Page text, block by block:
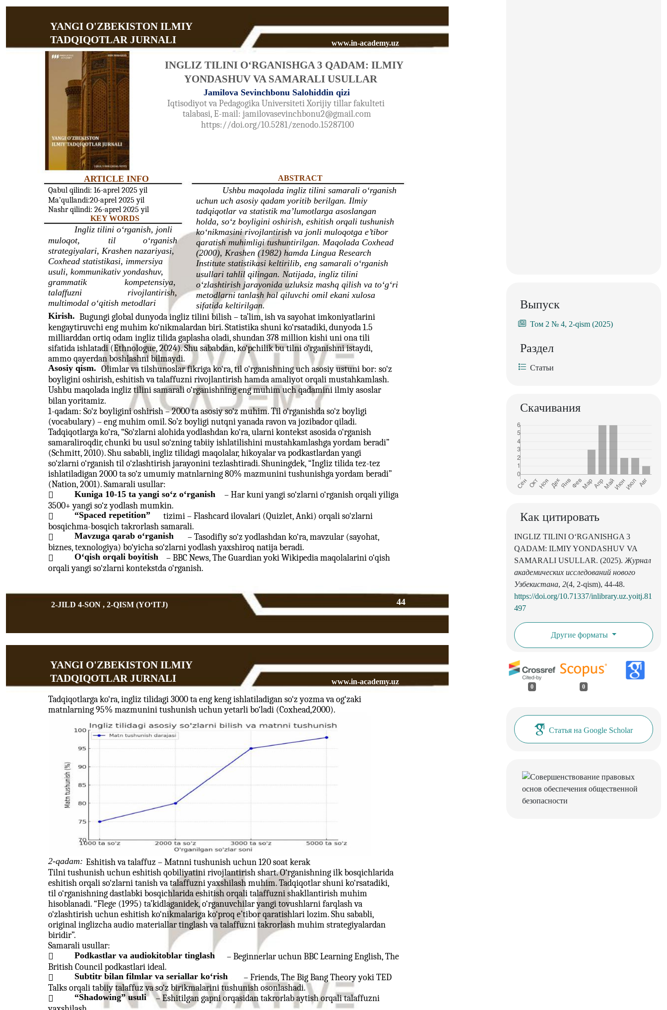
44
YANGI O'ZBEKISTON ILMIY
TADQIQOTLAR JURNALI
www.in-academy.uz
2-JILD 4-SON , 2-QISM (YOʻITJ)
INGLIZ TILINI O‘RGANISHGA 3 QADAM: ILMIY
YONDASHUV VA SAMARALI USULLAR
Jamilova Sevinchbonu Salohiddin qizi
Iqtisodiyot va Pedagogika Universiteti Xorijiy tillar fakulteti
talabasi, E-mail: jamilovasevinchbonu2@gmail.com
https://doi.org/10.5281/zenodo.15287100
ARTICLE INFO ABSTRACT
Qabul qilindi: 16-aprel 2025 yil
Ma’qullandi:20-aprel 2025 yil
Nashr qilindi: 26-aprel 2025 yil
Ushbu maqolada ingliz tilini samarali o‘rganish
uchun uch asosiy qadam yoritib berilgan. Ilmiy
tadqiqotlar va statistik ma’lumotlarga asoslangan
holda, so‘z boyligini oshirish, eshitish orqali tushunish
ko‘nikmasini rivojlantirish va jonli muloqotga e’tibor
qaratish muhimligi tushuntirilgan. Maqolada Coxhead
(2000), Krashen (1982) hamda Lingua Research
Institute statistikasi keltirilib, eng samarali o‘rganish
usullari tahlil qilingan. Natijada, ingliz tilini
o‘zlashtirish jarayonida uzluksiz mashq qilish va to‘g‘ri
metodlarni tanlash hal qiluvchi omil ekani xulosa
sifatida keltirilgan.
KEY WORDS
Ingliz tilini o‘rganish, jonli
muloqot,
til
o‘rganish
strategiyalari, Krashen nazariyasi,
Coxhead statistikasi, immersiya
usuli, kommunikativ yondashuv,
grammatik
kompetensiya,
talaffuzni
rivojlantirish,
multimodal o‘qitish metodlari
Kirish. Bugungi global dunyoda ingliz tilini bilish – ta’lim, ish va sayohat imkoniyatlarini
kengaytiruvchi eng muhim ko‘nikmalardan biri. Statistika shuni ko‘rsatadiki, dunyoda 1.5
milliarddan ortiq odam ingliz tilida gaplasha oladi, shundan 378 million kishi uni ona tili
sifatida ishlatadi (Ethnologue, 2024). Shu sababdan, ko‘pchilik bu tilni o‘rganishni istaydi,
ammo qayerdan boshlashni bilmaydi.
Asosiy qism. Olimlar va tilshunoslar fikriga ko‘ra, til o‘rganishning uch asosiy ustuni bor: so‘z
boyligini oshirish, eshitish va talaffuzni rivojlantirish hamda amaliyot orqali mustahkamlash.
Ushbu maqolada ingliz tilini samarali o‘rganishning eng muhim uch qadamini ilmiy asoslar
bilan yoritamiz.
1-qadam: So‘z boyligini oshirish – 2000 ta asosiy so‘z muhim. Til o‘rganishda so‘z boyligi
(vocabulary) – eng muhim omil. So’z boyligi nutqni yanada ravon va jozibador qiladi.
Tadqiqotlarga ko‘ra, “So‘zlarni alohida yodlashdan ko‘ra, ularni kontekst asosida o‘rganish
samaraliroqdir, chunki bu usul so‘zning tabiiy ishlatilishini mustahkamlashga yordam beradi”
(Schmitt, 2010). Shu sababli, ingliz tilidagi maqolalar, hikoyalar va podkastlardan yangi
so‘zlarni o‘rganish til o‘zlashtirish jarayonini tezlashtiradi. Shuningdek, “Ingliz tilida tez-tez
ishlatiladigan 2000 ta so‘z umumiy matnlarning 80% mazmunini tushunishga yordam beradi”
(Nation, 2001). Samarali usullar:
 Kuniga 10-15 ta yangi so‘z o‘rganish
– Har kuni yangi so‘zlarni o‘rganish orqali yiliga
3500+ yangi so‘z yodlash mumkin.
 “Spaced repetition”
tizimi – Flashcard ilovalari (Quizlet, Anki) orqali so‘zlarni
bosqichma-bosqich takrorlash samarali.
 Mavzuga qarab o‘rganish
– Tasodifiy so‘z yodlashdan ko‘ra, mavzular (sayohat,
biznes, texnologiya) bo‘yicha so‘zlarni yodlash yaxshiroq natija beradi.
 O‘qish orqali boyitish
– BBC News, The Guardian yoki Wikipedia maqolalarini o‘qish
orqali yangi so‘zlarni kontekstda o‘rganish.
YANGI O'ZBEKISTON ILMIY
TADQIQOTLAR JURNALI
www.in-academy.uz
Tadqiqotlarga ko‘ra, ingliz tilidagi 3000 ta eng keng ishlatiladigan so‘z yozma va og‘zaki
matnlarning 95% mazmunini tushunish uchun yetarli bo‘ladi (Coxhead,2000).
2-qadam: Eshitish va talaffuz – Matnni tushunish uchun 120 soat kerak
Tilni tushunish uchun eshitish qobiliyatini rivojlantirish shart. O‘rganishning ilk bosqichlarida
eshitish orqali so‘zlarni tanish va talaffuzni yaxshilash muhim. Tadqiqotlar shuni ko‘rsatadiki,
til o‘rganishning dastlabki bosqichlarida eshitish orqali talaffuzni shakllantirish muhim
hisoblanadi. “Flege (1995) ta’kidlaganidek, o‘rganuvchilar yangi tovushlarni farqlash va
o‘zlashtirish uchun eshitish ko‘nikmalariga ko‘proq e’tibor qaratishlari lozim. Shu sababli,
original inglizcha audio materiallar tinglash va talaffuzni takrorlash muhim strategiyalardan
biridir”.
Samarali usullar:
 Podkastlar va audiokitoblar tinglash
– Beginnerlar uchun BBC Learning English, The
British Council podkastlari ideal.
 Subtitr bilan filmlar va seriallar ko‘rish
– Friends, The Big Bang Theory yoki TED
Talks orqali tabiiy talaffuz va so‘z birikmalarini tushunish osonlashadi.
 “Shadowing” usuli
– Eshitilgan gapni orqasidan takrorlab aytish orqali talaffuzni
Выпуск
Том 2 № 4, 2-qism (2025)
Раздел
Статьи
Скачивания
Как цитировать
INGLIZ TILINI O‘RGANISHGA 3
QADAM: ILMIY YONDASHUV VA
SAMARALI USULLAR. (2025).Журнал
академических исследований нового
Узбекистана, 2(4, 2-qism), 44-48.
https://doi.org/10.71337/inlibrary.uz.yoitj.81
497
Другие форматы
0 0
Статья на Google Scholar